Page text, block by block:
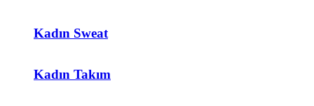
Kadın Sweat
Kadın Takım